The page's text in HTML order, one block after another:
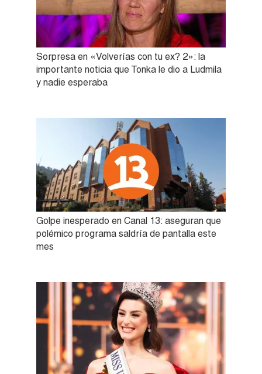
Sorpresa en «Volverías con tu ex? 2»: la
importante noticia que Tonka le dio a Ludmila
y nadie esperaba
Golpe inesperado en Canal 13: aseguran que
polémico programa saldría de pantalla este
mes